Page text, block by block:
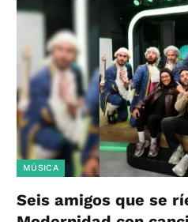
MÚSICA
Seis amigos que se